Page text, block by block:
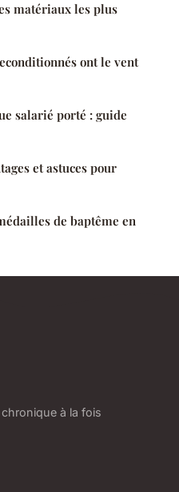
matériaux les plus
ont le vent
salarié porté : guide
et astuces pour
de baptême en
à la fois